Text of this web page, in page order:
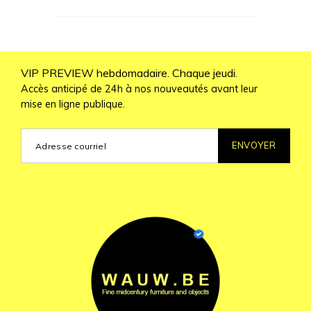
VIP PREVIEW hebdomadaire. Chaque jeudi.
Accès anticipé de 24h à nos nouveautés avant leur
mise en ligne publique.
ENVOYER